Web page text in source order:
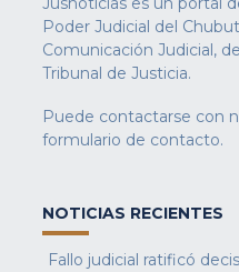
Poder Judicial del
Comunicación Judicial,
Tribunal de Justicia.
Puede contactarse con
formulario de contacto.
NOTICIAS RECIENTES
Fallo judicial ratificó